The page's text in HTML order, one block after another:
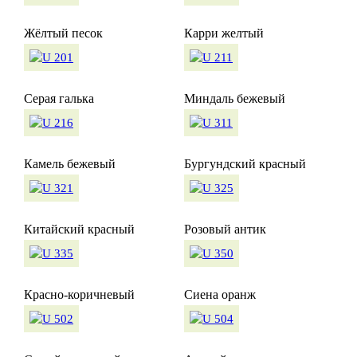
Жёлтый песок Карри желтый
Серая галька Миндаль бежевый
Камель бежевый Бургундский красный
Китайский красный Розовый антик
Красно-коричневый Сиена оранж